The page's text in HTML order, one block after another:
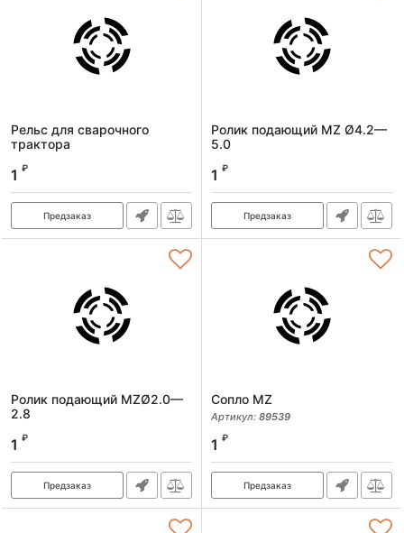
Рельс для сварочного
трактора
Артикул:
1 ₽
Предзаказ
Ролик подающий MZ Ø4.2—
5.0
Артикул:
1 ₽
Предзаказ
Ролик подающий MZØ2.0—
2.8
Артикул:
1 ₽
Предзаказ
Сопло MZ
Артикул: 89539
1 ₽
Предзаказ